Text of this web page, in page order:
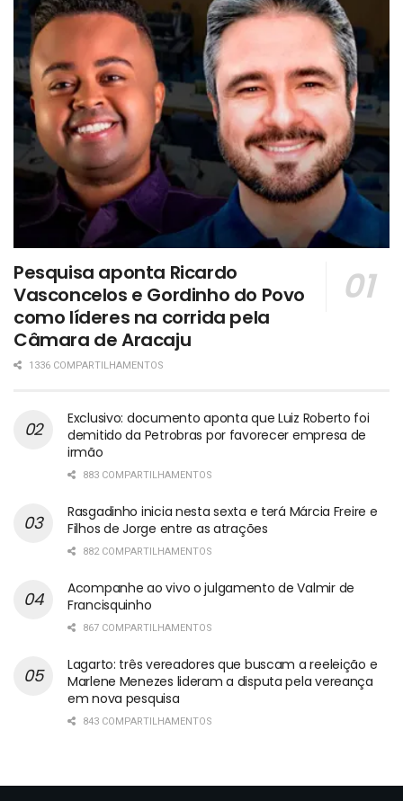
Pesquisa aponta Ricardo
Vasconcelos e Gordinho do Povo
como líderes na corrida pela
Câmara de Aracaju
1336 COMPARTILHAMENTOS
Exclusivo: documento aponta que Luiz Roberto foi
demitido da Petrobras por favorecer empresa de
irmão
883 COMPARTILHAMENTOS
Rasgadinho inicia nesta sexta e terá Márcia Freire e
Filhos de Jorge entre as atrações
882 COMPARTILHAMENTOS
Acompanhe ao vivo o julgamento de Valmir de
Francisquinho
867 COMPARTILHAMENTOS
Lagarto: três vereadores que buscam a reeleição e
Marlene Menezes lideram a disputa pela vereança
em nova pesquisa
843 COMPARTILHAMENTOS